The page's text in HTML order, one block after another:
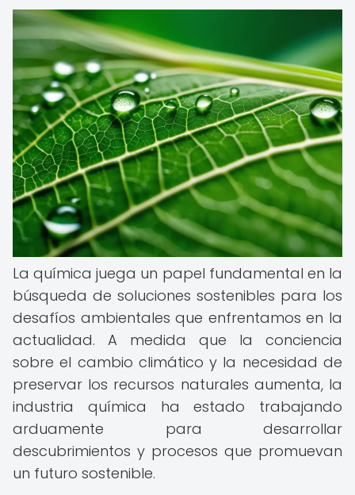
La química juega un papel fundamental en la
búsqueda de soluciones sostenibles para los
desafíos ambientales que enfrentamos en la
actualidad. A medida que la conciencia
sobre el cambio climático y la necesidad de
preservar los recursos naturales aumenta, la
industria química ha estado trabajando
arduamente para desarrollar
descubrimientos y procesos que promuevan
un futuro sostenible.